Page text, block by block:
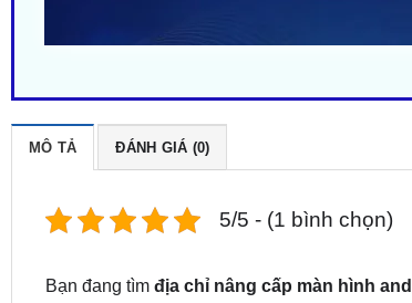
MÔ TẢ ĐÁNH GIÁ (0)
5/5 - (1 bình chọn)
Bạn đang tìm địa chỉ nâng cấp màn hình